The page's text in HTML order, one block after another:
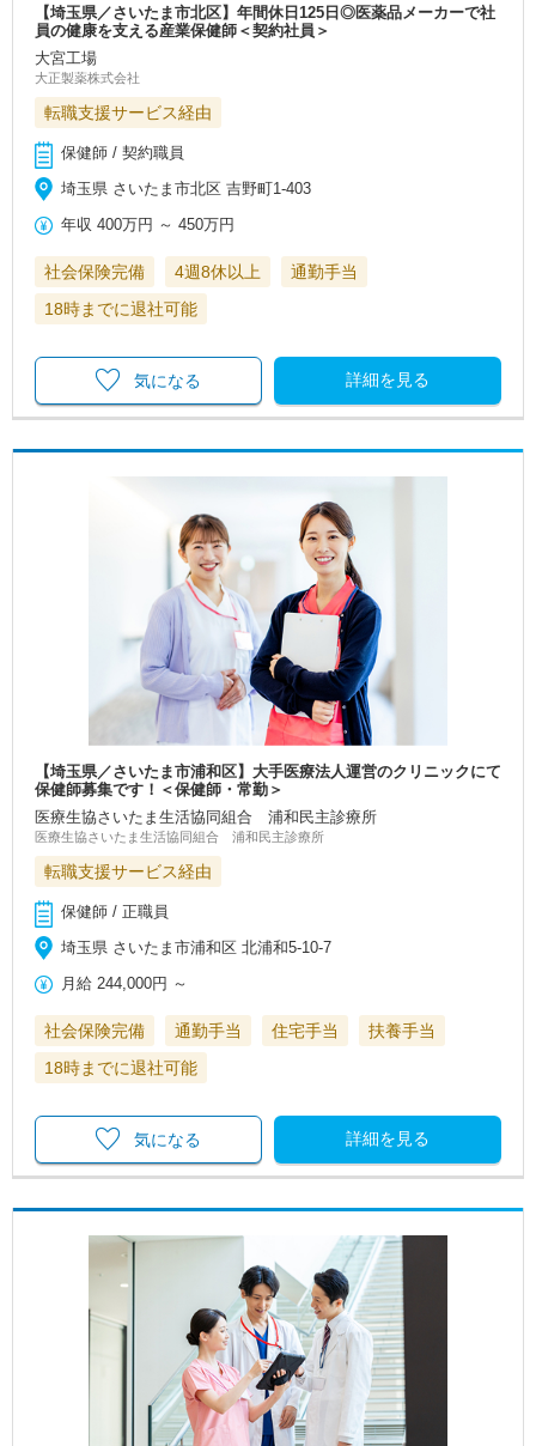
【埼玉県／さいたま市北区】年間休日125日◎医薬品メーカーで社
員の健康を支える産業保健師＜契約社員＞
大宮工場
大正製薬株式会社
転職支援サービス経由
保健師 / 契約職員
埼玉県 さいたま市北区 吉野町1-403
年収 400万円 ～450万円
社会保険完備 4週8休以上
通勤手当
18時までに退社可能
詳細を見る
気になる
【埼玉県／さいたま市浦和区】大手医療法人運営のクリニックにて
保健師募集です！＜保健師・常勤＞
医療生協さいたま生活協同組合 浦和民主診療所
医療生協さいたま生活協同組合 浦和民主診療所
転職支援サービス経由
保健師 / 正職員
埼玉県 さいたま市浦和区 北浦和5-10-7
月給 244,000円 ～
社会保険完備 通勤手当 住宅手当
扶養手当
18時までに退社可能
詳細を見る
気になる